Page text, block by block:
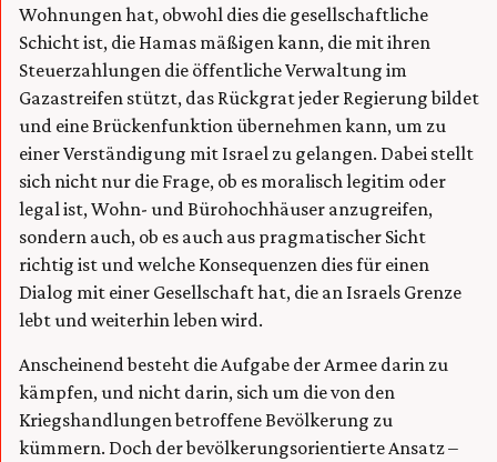
Wohnungen hat, obwohl dies die gesellschaftliche
Schicht ist, die Hamas mäßigen kann, die mit ihren
Steuerzahlungen die öffentliche Verwaltung im
Gazastreifen stützt, das Rückgrat jeder Regierung bildet
und eine Brückenfunktion übernehmen kann, um zu
einer Verständigung mit Israel zu gelangen. Dabei stellt
sich nicht nur die Frage, ob es moralisch legitim oder
legal ist, Wohn- und Bürohochhäuser anzugreifen,
sondern auch, ob es auch aus pragmatischer Sicht
richtig ist und welche Konsequenzen dies für einen
Dialog mit einer Gesellschaft hat, die an Israels Grenze
lebt und weiterhin leben wird.
Anscheinend besteht die Aufgabe der Armee darin zu
kämpfen, und nicht darin, sich um die von den
Kriegshandlungen betroffene Bevölkerung zu
kümmern. Doch der bevölkerungsorientierte Ansatz –